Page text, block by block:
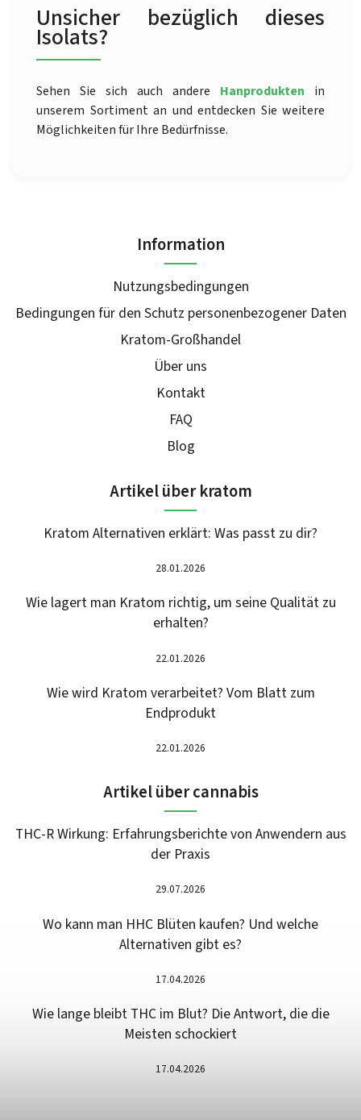
Unsicher bezüglich dieses
Isolats?
Sehen Sie sich auch andere Hanprodukten in
unserem Sortiment an und entdecken Sie weitere
Möglichkeiten für Ihre Bedürfnisse.
Information
Nutzungsbedingungen
Bedingungen für den Schutz personenbezogener Daten
Kratom-Großhandel
Über uns
Kontakt
FAQ
Blog
Artikel über kratom
Kratom Alternativen erklärt: Was passt zu dir?
28.01.2026
Wie lagert man Kratom richtig, um seine Qualität zu
erhalten?
22.01.2026
Wie wird Kratom verarbeitet? Vom Blatt zum
Endprodukt
22.01.2026
Artikel über cannabis
THC-R Wirkung: Erfahrungsberichte von Anwendern aus
der Praxis
29.07.2026
Wo kann man HHC Blüten kaufen? Und welche
Alternativen gibt es?
17.04.2026
Wie lange bleibt THC im Blut? Die Antwort, die die
Meisten schockiert
17.04.2026